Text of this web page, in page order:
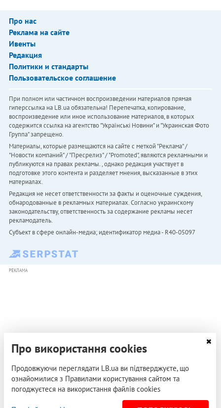
Про нас
Реклама на сайте
Ивенты
Редакция
Политики и стандарты
Пользовательское соглашение
При полном или частичном воспроизведении материалов прямая
гиперссылка на LB.ua обязательна! Перепечатка, копирование,
воспроизведение или иное использование материалов, в которых
содержится ссылка на агентство "Українськi Новини" и "Украинская Фото
Группа" запрещено.
Материалы, которые размещаются на сайте с меткой "Реклама" /
"Новости компаний" / "Пресрелиз" / "Promoted", являются рекламными и
публикуются на правах рекламы. , однако редакция участвует в
подготовке этого контента и разделяет мнения, высказанные в этих
материалах.
Редакция не несет ответственности за факты и оценочные суждения,
обнародованные в рекламных материалах. Согласно украинскому
законодательству, ответственность за содержание рекламы несет
рекламодатель.
Субъект в сфере онлайн-медиа; идентификатор медиа - R40-05097
РЕКЛАМА
Про використання cookies
Продовжуючи переглядати LB.ua ви підтверджуєте, що
ознайомилися з Правилами користування сайтом та
погоджуєтеся на використання файлів cookies